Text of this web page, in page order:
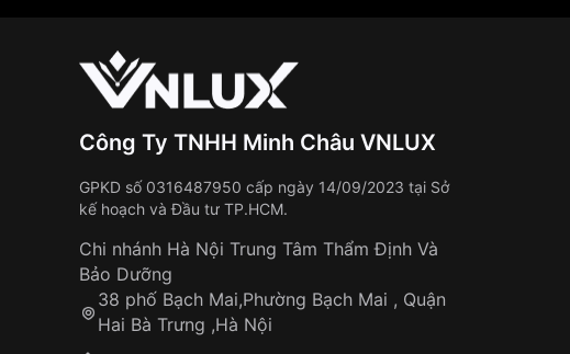
Công Ty TNHH Minh Châu VNLUX
GPKD số 0316487950 cấp ngày 14/09/2023 tại Sở
kế hoạch và Đầu tư TP.HCM.
Chi nhánh Hà Nội Trung Tâm Thẩm Định Và
Bảo Dưỡng
38 phố Bạch Mai,Phường Bạch Mai , Quận
Hai Bà Trưng ,Hà Nội